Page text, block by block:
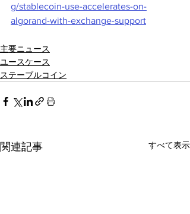
g/stablecoin-use-accelerates-on-
algorand-with-exchange-support
主要ニュース
ユースケース
ステーブルコイン
関連記事 すべて表示